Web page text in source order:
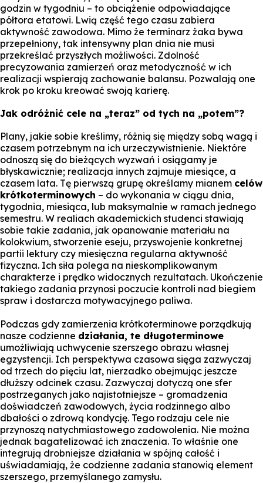
godzin w tygodniu – to obciążenie odpowiadające
półtora etatowi. Lwią część tego czasu zabiera
aktywność zawodowa. Mimo że terminarz żaka bywa
przepełniony, tak intensywny plan dnia nie musi
przekreślać przyszłych możliwości. Zdolność
precyzowania zamierzeń oraz metodyczność w ich
realizacji wspierają zachowanie balansu. Pozwalają one
krok po kroku kreować swoją karierę.
Jak odróżnić cele na „teraz” od tych na „potem”?
Plany, jakie sobie kreślimy, różnią się między sobą wagą i
czasem potrzebnym na ich urzeczywistnienie. Niektóre
odnoszą się do bieżących wyzwań i osiągamy je
błyskawicznie; realizacja innych zajmuje miesiące, a
czasem lata. Tę pierwszą grupę określamy mianem celów
krótkoterminowych – do wykonania w ciągu dnia,
tygodnia, miesiąca, lub maksymalnie w ramach jednego
semestru. W realiach akademickich studenci stawiają
sobie takie zadania, jak opanowanie materiału na
kolokwium, stworzenie eseju, przyswojenie konkretnej
partii lektury czy miesięczna regularna aktywność
fizyczna. Ich siła polega na nieskomplikowanym
charakterze i prędko widocznych rezultatach. Ukończenie
takiego zadania przynosi poczucie kontroli nad biegiem
spraw i dostarcza motywacyjnego paliwa.
Podczas gdy zamierzenia krótkoterminowe porządkują
nasze codzienne działania, te długoterminowe
umożliwiają uchwycenie szerszego obrazu własnej
egzystencji. Ich perspektywa czasowa sięga zazwyczaj
od trzech do pięciu lat, nierzadko obejmując jeszcze
dłuższy odcinek czasu. Zazwyczaj dotyczą one sfer
postrzeganych jako najistotniejsze – gromadzenia
doświadczeń zawodowych, życia rodzinnego albo
dbałości o zdrową kondycję. Tego rodzaju cele nie
przynoszą natychmiastowego zadowolenia. Nie można
jednak bagatelizować ich znaczenia. To właśnie one
integrują drobniejsze działania w spójną całość i
uświadamiają, że codzienne zadania stanowią element
szerszego, przemyślanego zamysłu.